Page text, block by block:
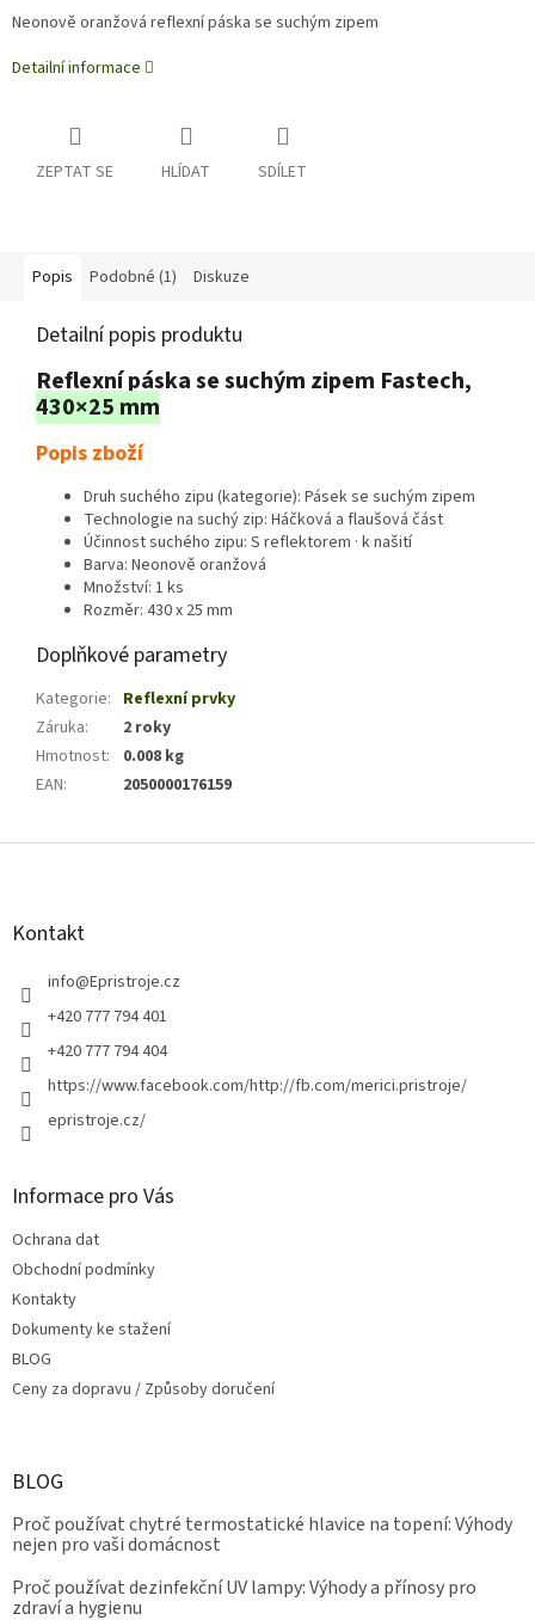
Neonově oranžová reflexní páska se suchým zipem
Detailní informace
ZEPTAT SE HLÍDAT SDÍLET
Popis Podobné (1) Diskuze
Detailní popis produktu
Reflexní páska se suchým zipem Fastech,
430×25 mm
Popis zboží
Druh suchého zipu (kategorie): Pásek se suchým zipem
Technologie na suchý zip: Háčková a flaušová část
Účinnost suchého zipu: S reflektorem · k našití
Barva: Neonově oranžová
Množství: 1 ks
Rozměr: 430 x 25 mm
Doplňkové parametry
Kategorie: Reflexní prvky
Záruka:
2 roky
Hmotnost:
0.008 kg
EAN: 2050000176159
Z
Kontakt
info@Epristroje.cz
+420 777 794 401
+420 777 794 404
https://www.facebook.com/http://fb.com/merici.pristroje/
epristroje.cz/
Informace pro Vás
Ochrana dat
Obchodní podmínky
Kontakty
Dokumenty ke stažení
BLOG
Ceny za dopravu / Způsoby doručení
BLOG
Proč používat chytré termostatické hlavice na topení: Výhody
nejen pro vaši domácnost
Proč používat dezinfekční UV lampy: Výhody a přínosy pro
zdraví a hygienu